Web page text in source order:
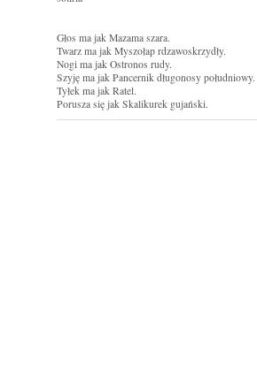
Głos ma jak Mazama szara.
Twarz ma jak Myszołap rdzawoskrzydły.
Nogi ma jak Ostronos rudy.
Szyję ma jak Pancernik długonosy południowy.
Tyłek ma jak Ratel.
Porusza się jak Skalikurek gujański.